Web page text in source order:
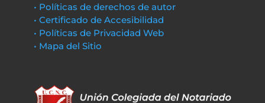
• Políticas de derechos de autor
• Certificado de Accesibilidad
• Políticas de Privacidad Web
• Mapa del Sitio